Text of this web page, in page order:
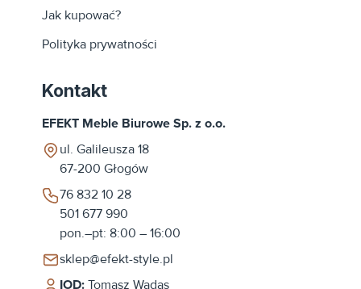
Jak kupować?
Polityka prywatności
Kontakt
EFEKT Meble Biurowe Sp. z o.o.
ul. Galileusza 18
67-200 Głogów
76 832 10 28
501 677 990
pon.–pt: 8:00 – 16:00
sklep@efekt-style.pl
IOD: Tomasz Wadas